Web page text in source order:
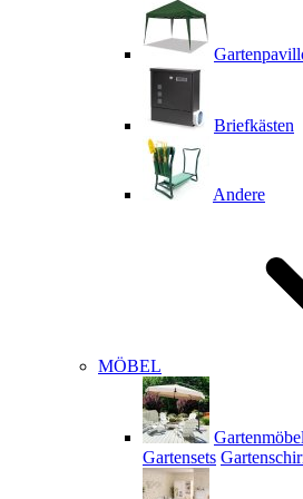
Briefkästen
Andere
MÖBEL
Gartenmöbel
Gartensets